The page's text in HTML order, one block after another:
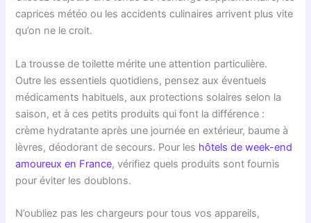
caprices météo ou les accidents culinaires arrivent plus vite
qu’on ne le croit.
La trousse de toilette mérite une attention particulière.
Outre les essentiels quotidiens, pensez aux éventuels
médicaments habituels, aux protections solaires selon la
saison, et à ces petits produits qui font la différence :
crème hydratante après une journée en extérieur, baume à
lèvres, déodorant de secours. Pour les hôtels de week-end
amoureux en France, vérifiez quels produits sont fournis
pour éviter les doublons.
N’oubliez pas les chargeurs pour tous vos appareils,